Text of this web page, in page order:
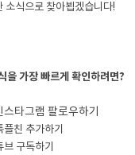
소식으로 찾아뵙겠습니다!
을 가장 빠르게 확인하려면?
타그램 팔로우하기
친 추가하기
구독하기